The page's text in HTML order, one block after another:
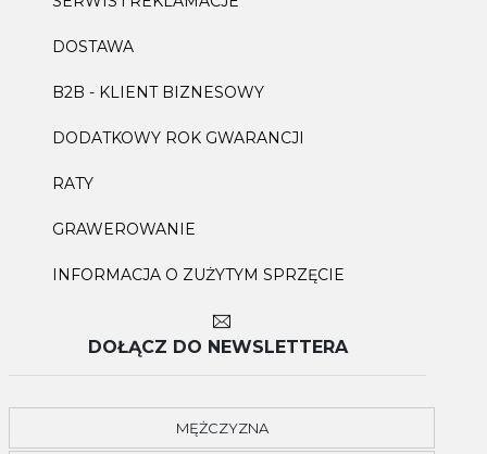
DOSTAWA
B2B - KLIENT BIZNESOWY
DODATKOWY ROK GWARANCJI
RATY
GRAWEROWANIE
INFORMACJA O ZUŻYTYM SPRZĘCIE
DOŁĄCZ DO NEWSLETTERA
MĘŻCZYZNA